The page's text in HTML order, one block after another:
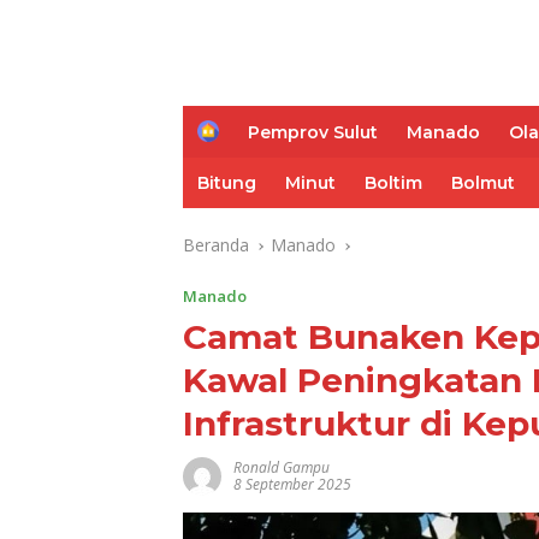
H
e
Pemprov Sulut Manado
Bitung Minut Boltim Bolmut
Beranda Manado
Manado
Camat Bunaken
Kawal Peningkatan
Infrastruktur di
Ronald Gampu
8 September 2025